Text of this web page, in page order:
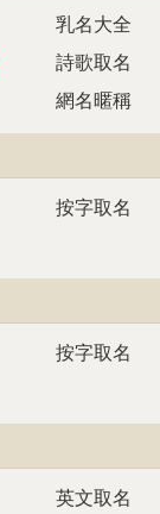
乳名大全
詩歌取名
網名暱稱
按字取名
按字取名
英文取名